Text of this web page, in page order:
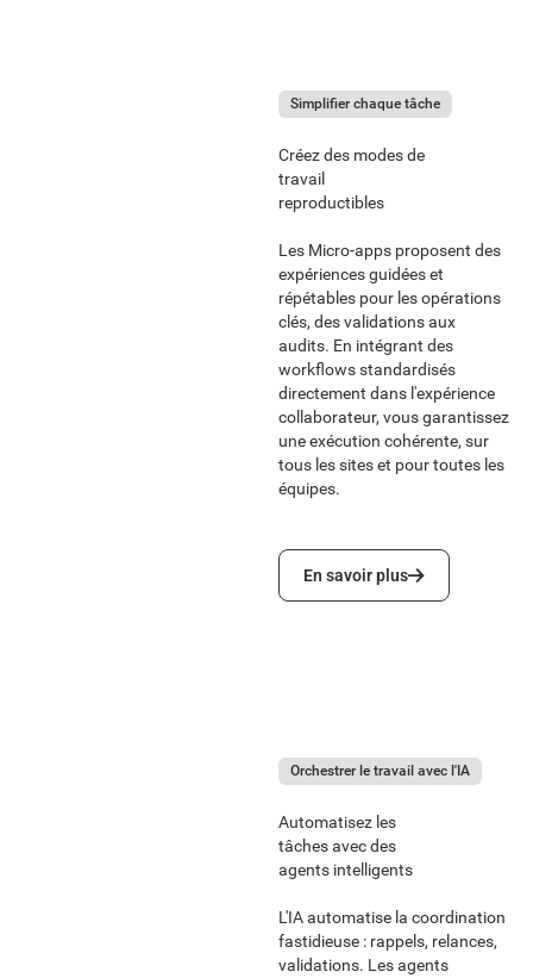
Simplifier chaque tâche
Créez des modes de
travail
reproductibles
Les Micro-apps proposent des
expériences guidées et
répétables pour les opérations
clés, des validations aux
audits. En intégrant des
workflows standardisés
directement dans l'expérience
collaborateur, vous garantissez
une exécution cohérente, sur
tous les sites et pour toutes les
équipes.
En savoir plus
En savoir plus
Orchestrer le travail avec l'IA
Automatisez les
tâches avec des
agents intelligents
L'IA automatise la coordination
fastidieuse : rappels, relances,
validations. Les agents